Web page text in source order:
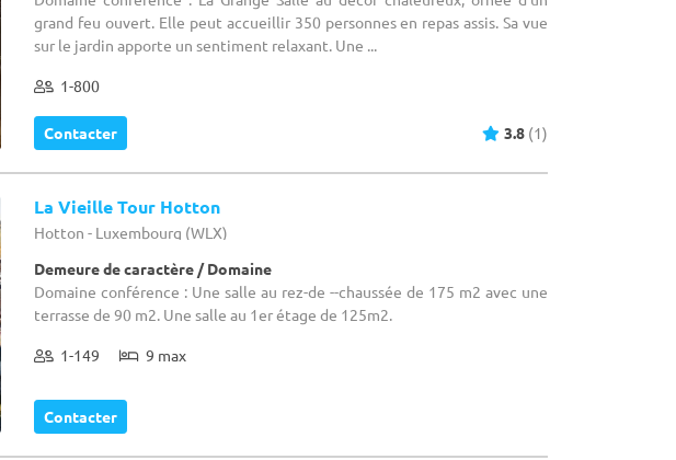
grand feu ouvert. Elle peut accueillir 350 personnes en repas assis. Sa vue
sur le jardin apporte un sentiment relaxant. Une ...
1-800
Contacter 3.8 (1)
La Vieille Tour Hotton
Hotton - Luxembourg (WLX)
Demeure de caractère / Domaine
Domaine conférence : Une salle au rez-de --chaussée de 175 m2 avec une
terrasse de 90 m2. Une salle au 1er étage de 125m2.
1-149 9 max
Contacter